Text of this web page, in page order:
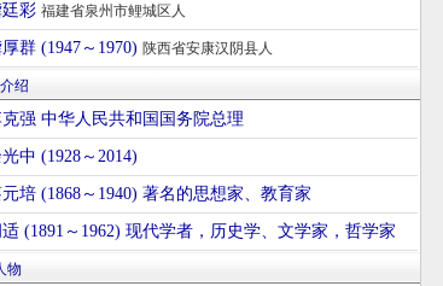
彩 福建省泉州市鲤城区人
群 (1947～1970) 陕西省安康汉阴县人
绍
强 中华人民共和国国务院总理
中 (1928～2014)
培 (1868～1940) 著名的思想家、教育家
(1891～1962) 现代学者，历史学、文学家，哲学家
物